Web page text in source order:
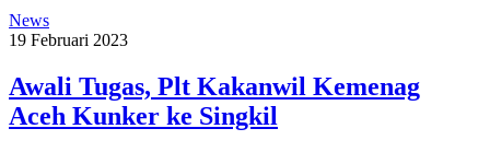
News
19 Februari 2023
Awali Tugas, Plt Kakanwil Kemenag
Aceh Kunker ke Singkil